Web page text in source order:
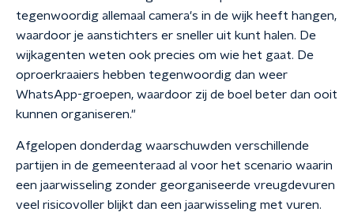
tegenwoordig allemaal camera's in de wijk heeft hangen,
waardoor je aanstichters er sneller uit kunt halen. De
wijkagenten weten ook precies om wie het gaat. De
oproerkraaiers hebben tegenwoordig dan weer
WhatsApp-groepen, waardoor zij de boel beter dan ooit
kunnen organiseren."
Afgelopen donderdag waarschuwden verschillende
partijen in de gemeenteraad al voor het scenario waarin
een jaarwisseling zonder georganiseerde vreugdevuren
veel risicovoller blijkt dan een jaarwisseling met vuren.